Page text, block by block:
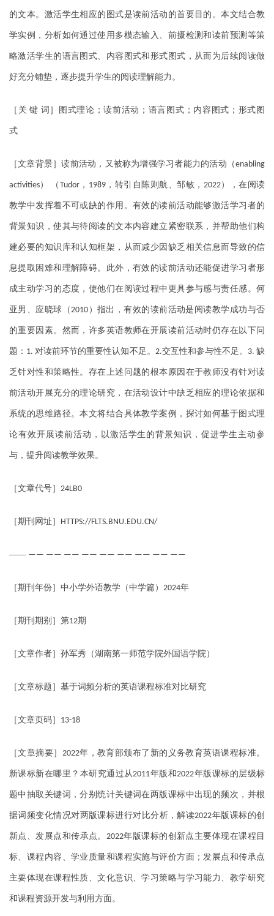
的文本。激活学生相应的图式是读前活动的首要目的。本文结合教
学实例，分析如何通过使用多模态输入、前摄检测和读前预测等策
略激活学生的语言图式、内容图式和形式图式，从而为后续阅读做
好充分铺垫，逐步提升学生的阅读理解能力。
［关 键 词］图式理论；读前活动；语言图式；内容图式；形式图
式
［文章背景］读前活动，又被称为增强学习者能力的活动（enabling
activities） （ Tudor， 1989，转引自陈则航、邹敏， 2022），在阅读
教学中发挥着不可或缺的作用。有效的读前活动能够激活学习者的
背景知识，使其与待阅读的文本内容建立紧密联系，并帮助他们构
建必要的知识库和认知框架，从而减少因缺乏相关信息而导致的信
息提取困难和理解障碍。此外，有效的读前活动还能促进学习者形
成主动学习的态度，使他们在阅读过程中更具参与感与责任感。何
亚男、应晓球（2010 ）指出，有效的读前活动是阅读教学成功与否
的重要因素。然而，许多英语教师在开展读前活动时仍存在以下问
题： 1.对读前环节的重要性认知不足。 2.交互性和参与性不足。 3.缺
乏针对性和策略性。存在上述问题的根本原因在于教师没有针对读
前活动开展充分的理论研究，在活动设计中缺乏相应的理论依据和
系统的思维路径。本文将结合具体教学案例，探讨如何基于图式理
论有效开展读前活动，以激活学生的背景知识，促进学生主动参
与，提升阅读教学效果。
［文章代号］ 24LB0
［期刊网址］ HTTPS://FLTS.BNU.EDU.CN/
—— —— —— —— —— —— —— —— —— ——
［期刊年份］中小学外语教学（中学篇） 2024年
［期刊期别］第12期
［文章作者］孙军秀（湖南第一师范学院外国语学院）
［文章标题］基于词频分析的英语课程标准对比研究
［文章页码］ 13-18
［文章摘要］ 2022年，教育部颁布了新的义务教育英语课程标准。
新课标新在哪里？本研究通过从2011年版和2022年版课标的层级标
题中抽取关键词，分别统计关键词在两版课标中出现的频次，并根
据词频变化情况对两版课标进行对比分析，解读2022年版课标的创
新点、发展点和传承点。 2022年版课标的创新点主要体现在课程目
标、课程内容、学业质量和课程实施与评价方面；发展点和传承点
主要体现在课程性质、文化意识、学习策略与学习能力、教学研究
和课程资源开发与利用方面。